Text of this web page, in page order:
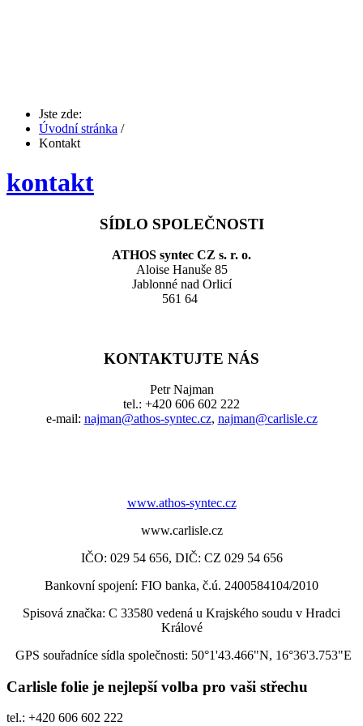
Jste zde:
Úvodní stránka /
Kontakt
kontakt
SÍDLO SPOLEČNOSTI
ATHOS syntec CZ s. r. o.
Aloise Hanuše 85
Jablonné nad Orlicí
561 64
KONTAKTUJTE NÁS
Petr Najman
tel.: +420 606 602 222
e-mail: najman@athos-syntec.cz, najman@carlisle.cz
www.athos-syntec.cz
www.carlisle.cz
IČO: 029 54 656, DIČ: CZ 029 54 656
Bankovní spojení: FIO banka, č.ú. 2400584104/2010
Spisová značka: C 33580 vedená u Krajského soudu v Hradci
Králové
GPS souřadníce sídla společnosti: 50°1'43.466"N, 16°36'3.753"E
Carlisle folie je nejlepší volba pro vaši střechu
tel.: +420 606 602 222